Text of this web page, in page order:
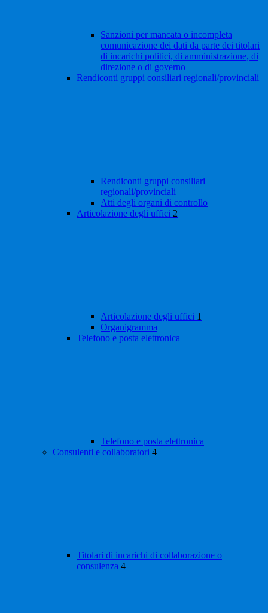
Sanzioni per mancata o incompleta
comunicazione dei dati da parte dei titolari
di incarichi politici, di amministrazione, di
direzione o di governo
Rendiconti gruppi consiliari regionali/provinciali
Rendiconti gruppi consiliari
regionali/provinciali
Atti degli organi di controllo
Articolazione degli uffici 2
Articolazione degli uffici 1
Organigramma
Telefono e posta elettronica
Telefono e posta elettronica
Consulenti e collaboratori 4
Titolari di incarichi di collaborazione o
consulenza 4